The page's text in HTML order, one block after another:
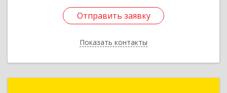
Отправить заявку
Показать контакты
Отправить заявку
Назад